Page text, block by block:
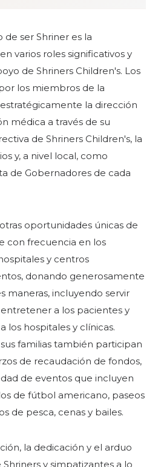
FILANTROPÍA
DE MIEMBROS
ser Shriner es la
varios roles significativos y
de Shriners Children's. Los
los miembros de la
la dirección
médica a través de su
de Shriners Children's, la
y, a nivel local, como
de Gobernadores de cada
oportunidades únicas de
con frecuencia en los
y centros
donando generosamente
maneras, incluyendo servir
a los pacientes y
los hospitales y clínicas.
familias también participan
de recaudación de fondos,
de eventos que incluyen
de fútbol americano, paseos
de pesca, cenas y bailes.
la dedicación y el arduo
y simpatizantes a lo